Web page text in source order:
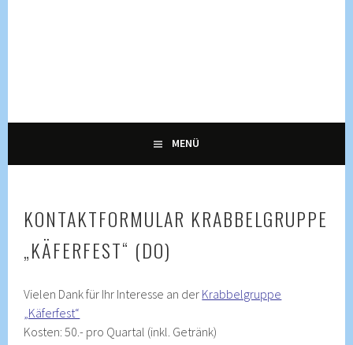
KULTURZENTRUM
ENNETBADEN
MENÜ
KONTAKTFORMULAR KRABBELGRUPPE
„KÄFERFEST“ (DO)
Vielen Dank für Ihr Interesse an der Krabbelgruppe
„Käferfest“
Kosten: 50.- pro Quartal (inkl. Getränk)